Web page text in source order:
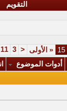
التقويم
« الأولى <
3
11
أدوات الموضوع